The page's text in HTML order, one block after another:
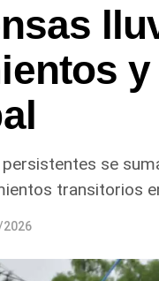
Nuevo, Noroeste,
se
transitorios